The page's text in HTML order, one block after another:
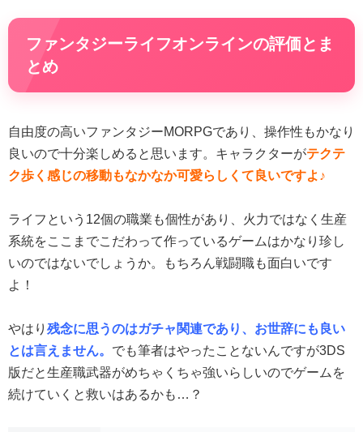
ファンタジーライフオンラインの評価とま
とめ
自由度の高いファンタジーMORPGであり、操作性もかなり
良いので十分楽しめると思います。キャラクターがテクテ
ク歩く感じの移動もなかなか可愛らしくて良いですよ♪
ライフという12個の職業も個性があり、火力ではなく生産
系統をここまでこだわって作っているゲームはかなり珍し
いのではないでしょうか。もちろん戦闘職も面白いです
よ！
やはり 残念に思うのはガチャ関連であり、お世辞にも良い
とは言えません。 でも筆者はやったことないんですが3DS
版だと生産職武器がめちゃくちゃ強いらしいのでゲームを
続けていくと救いはあるかも…？